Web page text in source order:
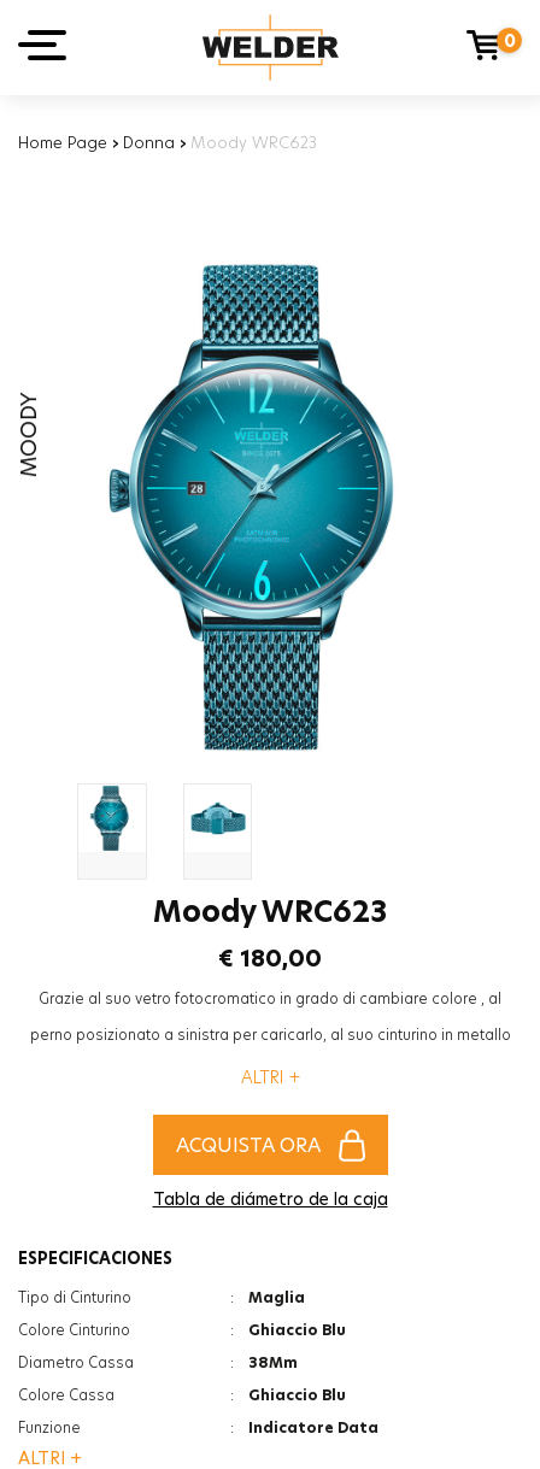
0
Home Page › Donna › Moody WRC623
MOODY
Moody WRC623
€ 180,00
Grazie al suo vetro fotocromatico in grado di cambiare colore , al
perno posizionato a sinistra per caricarlo, al suo cinturino in metallo
mesh ad aspetto “cool”, la collezione “Breezy” Welder Moody sarà
ALTRI +
ACQUISTA ORA
Tabla de diámetro de la caja
ESPECIFICACIONES
Tipo di Cinturino :
Maglia
Colore Cinturino
:
Ghiaccio Blu
Diametro Cassa
:
38Mm
Colore Cassa
:
Ghiaccio Blu
Funzione
:
Indicatore Data
Vetro
ALTRI +